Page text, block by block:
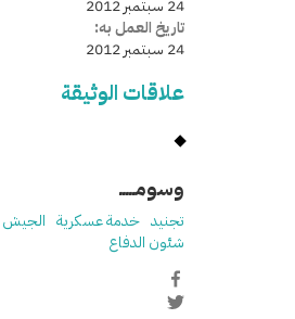
24 سبتمبر 2012
تاريخ العمل به:
24 سبتمبر 2012
علاقات الوثيقة
وسومـــــ
تجنيد خدمة عسكرية الجيش
شئون الدفاع